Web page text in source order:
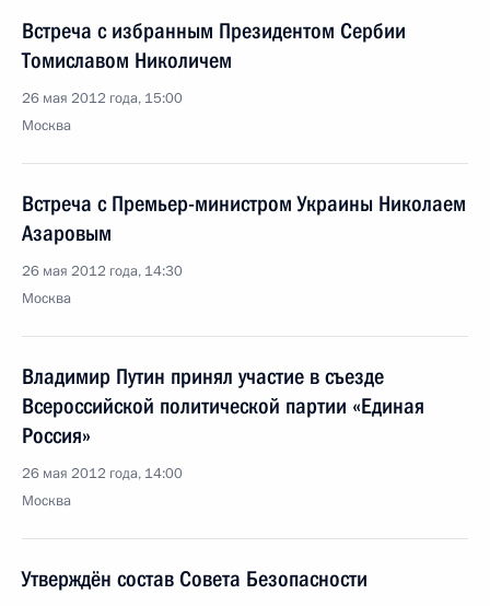
Встреча с избранным Президентом Сербии
Томиславом Николичем
26 мая 2012 года, 15:00
Москва
Встреча с Премьер-министром Украины Николаем
Азаровым
26 мая 2012 года, 14:30
Москва
Владимир Путин принял участие в съезде
Всероссийской политической партии «Единая
Россия»
26 мая 2012 года, 14:00
Москва
Утверждён состав Совета Безопасности